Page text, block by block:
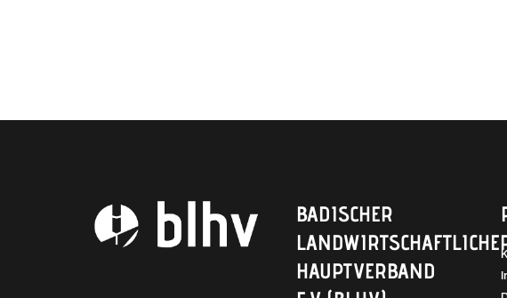
BADISCHER
HAUPTVERBAND